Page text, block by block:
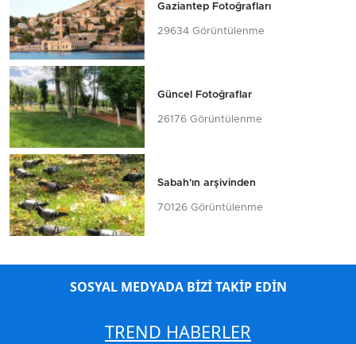
Gaziantep Fotoğrafları
29634 Görüntülenme
Güncel Fotoğraflar
26176 Görüntülenme
Sabah'ın arşivinden
70126 Görüntülenme
SOSYAL MEDYADA BİZİ TAKİP EDİN
TREND HABERLER